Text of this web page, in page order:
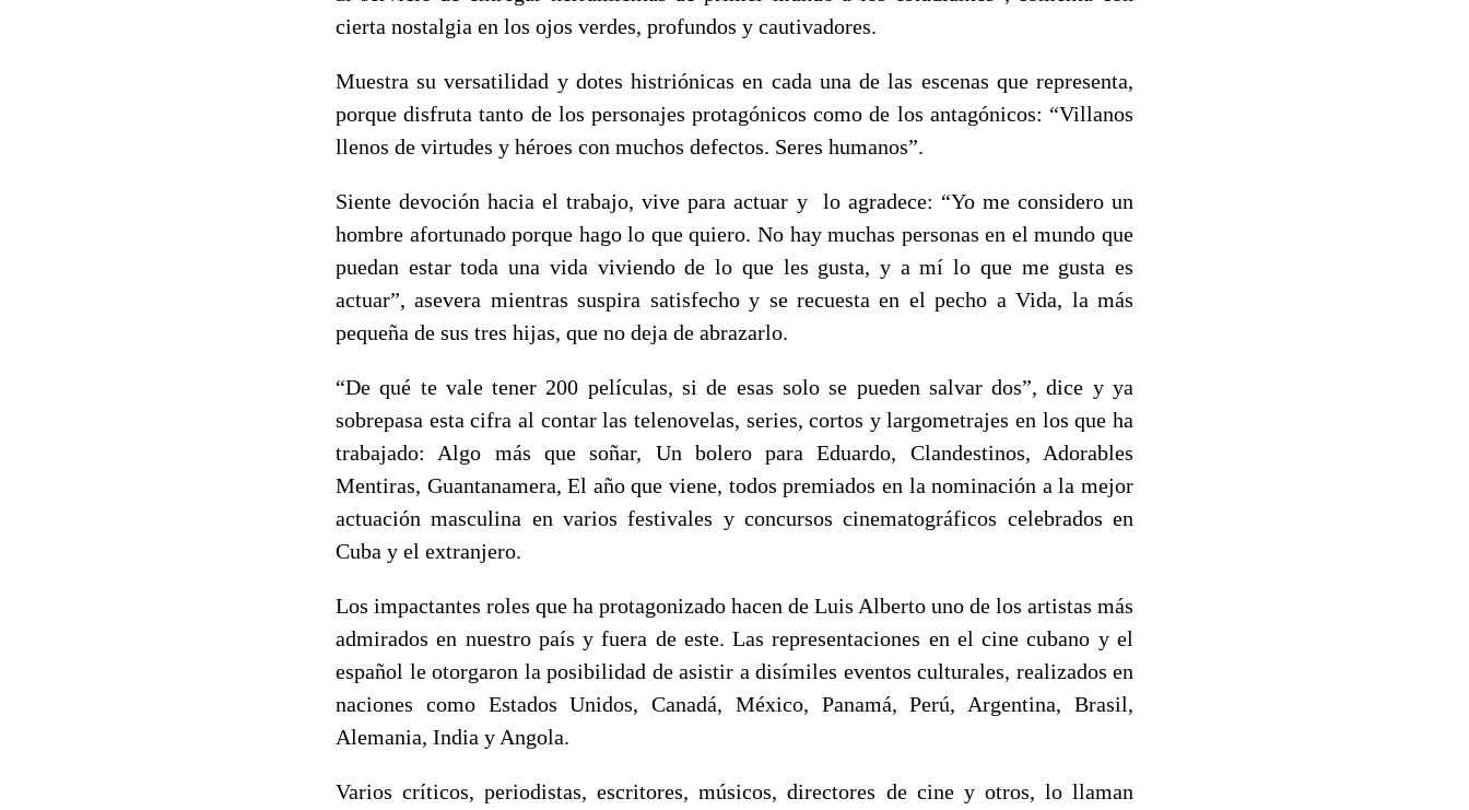
cierta nostalgia en los ojos verdes, profundos y cautivadores.
Muestra su versatilidad y dotes histriónicas en cada una de las escenas que representa,
porque disfruta tanto de los personajes protagónicos como de los antagónicos: “Villanos
llenos de virtudes y héroes con muchos defectos. Seres humanos”.
Siente devoción hacia el trabajo, vive para actuar y lo agradece: “Yo me considero un
hombre afortunado porque hago lo que quiero. No hay muchas personas en el mundo que
puedan estar toda una vida viviendo de lo que les gusta, y a mí lo que me gusta es
actuar”, asevera mientras suspira satisfecho y se recuesta en el pecho a Vida, la más
pequeña de sus tres hijas, que no deja de abrazarlo.
“De qué te vale tener 200 películas, si de esas solo se pueden salvar dos”, dice y ya
sobrepasa esta cifra al contar las telenovelas, series, cortos y largometrajes en los que ha
trabajado: Algo más que soñar, Un bolero para Eduardo, Clandestinos, Adorables
Mentiras, Guantanamera, El año que viene, todos premiados en la nominación a la mejor
actuación masculina en varios festivales y concursos cinematográficos celebrados en
Cuba y el extranjero.
Los impactantes roles que ha protagonizado hacen de Luis Alberto uno de los artistas más
admirados en nuestro país y fuera de este. Las representaciones en el cine cubano y el
español le otorgaron la posibilidad de asistir a disímiles eventos culturales, realizados en
naciones como Estados Unidos, Canadá, México, Panamá, Perú, Argentina, Brasil,
Alemania, India y Angola.
Varios críticos, periodistas, escritores, músicos, directores de cine y otros, lo llaman